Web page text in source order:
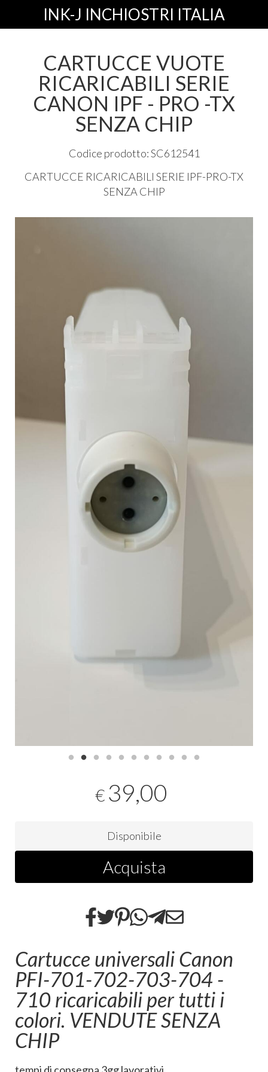
INK-J INCHIOSTRI ITALIA
CARTUCCE VUOTE
RICARICABILI SERIE
CANON IPF - PRO -TX
SENZA CHIP
Codice prodotto: SC612541
CARTUCCE RICARICABILI SERIE IPF-PRO-TX
SENZA CHIP
€ 39,00
Disponibile
Acquista
Cartucce universali Canon
PFI-701-702-703-704 -
710 ricaricabili per tutti i
colori. VENDUTE SENZA
CHIP